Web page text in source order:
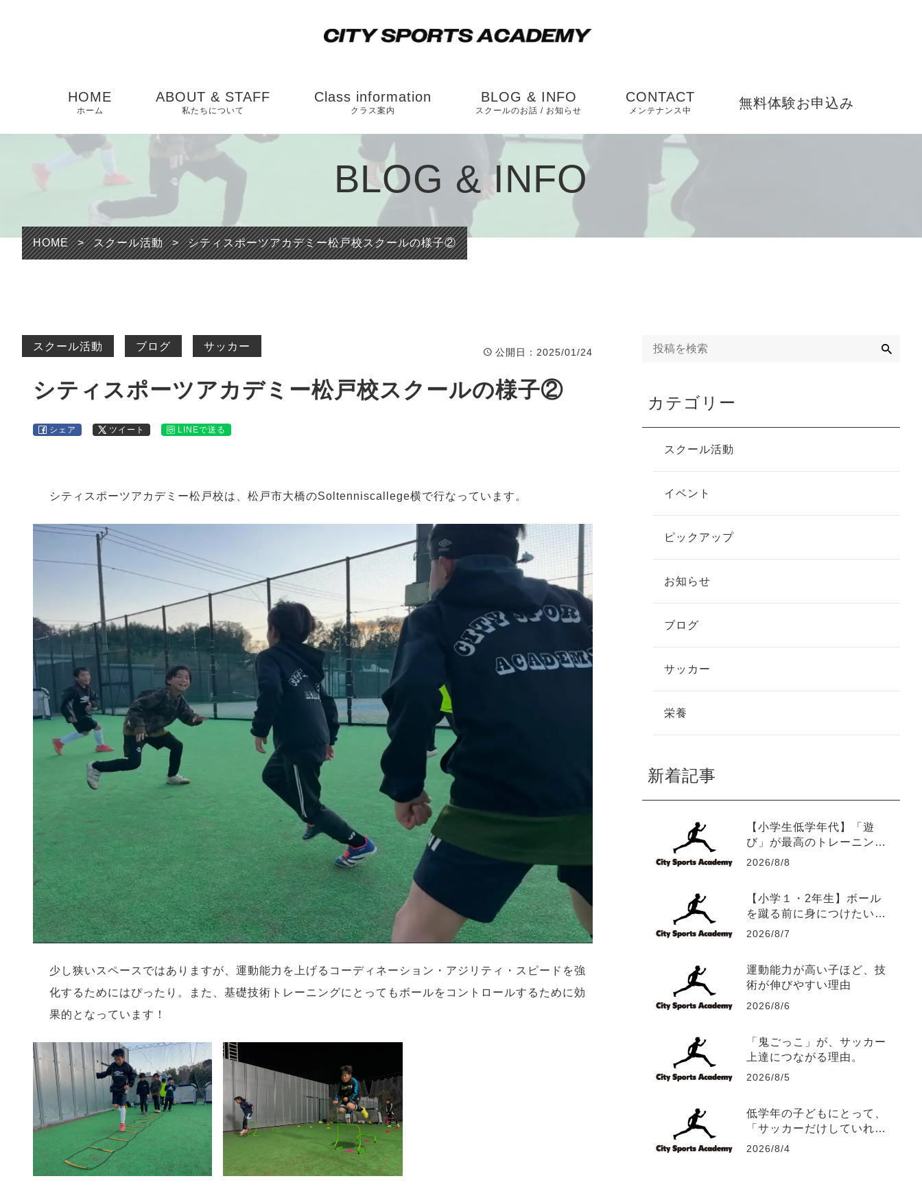
HOME
ホーム
ABOUT & STAFF
私たちについて
Class information
クラス案内
松戸校（ソルテニス
カレッジ横）
市川校（和洋学園
国分キャンパス内）
運動能力向上のスク
BLOG & INFO
スクールのお話 / お知らせ
お知らせ
スクールのお話
CONTACT
メンテナンス中
無料体験お申込み
BLOG & INFO
HOME > スクール活動 > シティスポーツアカデミー松戸校スクールの様子②
スクール活動 ブログ サッカー
公開日 ：2025/01/24
シティスポーツアカデミー松戸校スクールの様子②
シェア ツイート LINEで送る
シティスポーツアカデミー松戸校は、松戸市大橋のSoltenniscallege横で行なっています。
少し狭いスペースではありますが、運動能力を上げるコーディネーション・アジリティ・スピードを強
化するためにはぴったり。また、基礎技術トレーニングにとってもボールをコントロールするために効
果的となっています！
カテゴリー
スクール活動
イベント
ピックアップ
お知らせ
ブログ
サッカー
栄養
新着記事
【小学生低学年代】「遊
び」が最高のトレーニング
になる理由
2026/8/8
【小学１・2年生】ボール
を蹴る前に身につけたい5
つの運動能力
2026/8/7
運動能力が高い子ほど、技
術が伸びやすい理由
2026/8/6
「鬼ごっこ」が、サッカー
上達につながる理由。
2026/8/5
低学年の子どもにとって、
「サッカーだけしていれ
ば、サッカーは上手くな
2026/8/4